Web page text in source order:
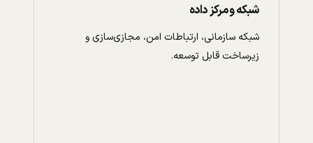
شبکه و مرکز داده
شبکه سازمانی، ارتباطات امن، مجازی‌سازی و
زیرساخت قابل توسعه.